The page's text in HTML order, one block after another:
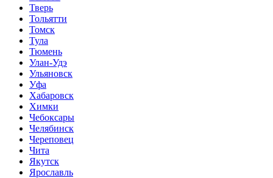
Тверь
Тольятти
Томск
Тула
Тюмень
Улан-Удэ
Ульяновск
Уфа
Хабаровск
Химки
Чебоксары
Челябинск
Череповец
Чита
Якутск
Ярославль